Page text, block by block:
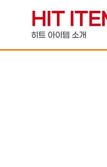
contentHIT
히트 아이템 소개